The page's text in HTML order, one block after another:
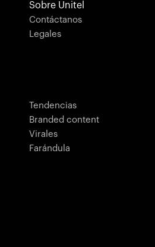
Sobre Unitel
Contáctanos
Legales
Tendencias
Branded content
Virales
Farándula